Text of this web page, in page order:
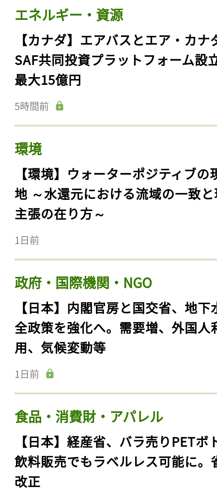
エネルギー・資源
【カナダ】エアバスとエア・カナ
SAF共同投資プラットフォーム設
最大15億円
5時間前
環境
【環境】ウォーターポジティブの
地 ～水還元における流域の一致
主張の在り方～
1日前
政府・国際機関・NGO
【日本】内閣官房と国交省、地下
全政策を強化へ。需要増、外国人
用、気候変動等
1日前
食品・消費財・アパレル
【日本】経産省、バラ売りPETボ
飲料販売でもラベルレス可能に。
改正